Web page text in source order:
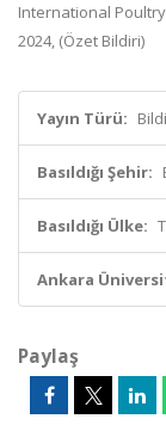
International Poultry
2024, (Özet Bildiri)
Yayın Türü:
Basıldığı Şehir:
Basıldığı Ülke:
Ankara
Paylaş